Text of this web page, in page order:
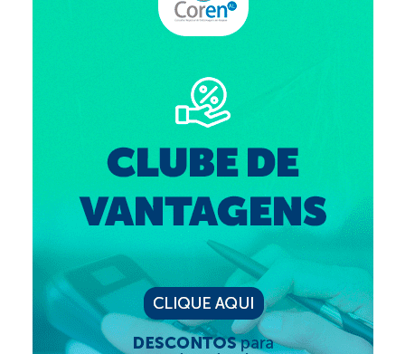
Suspensão do Exercício Profissional
Procedimento para registro
Clube de Vantagens
Valores dos serviços
Notícias
Ouvidoria
Contatos
Fale Conosco